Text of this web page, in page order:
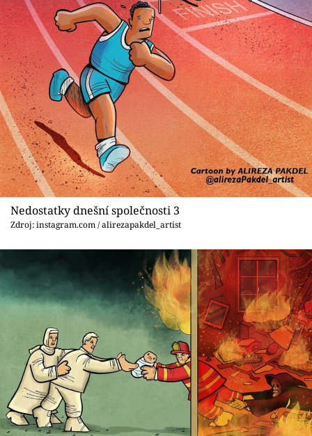
Nedostatky dnešní společnosti 3
Zdroj: instagram.com / alirezapakdel_artist